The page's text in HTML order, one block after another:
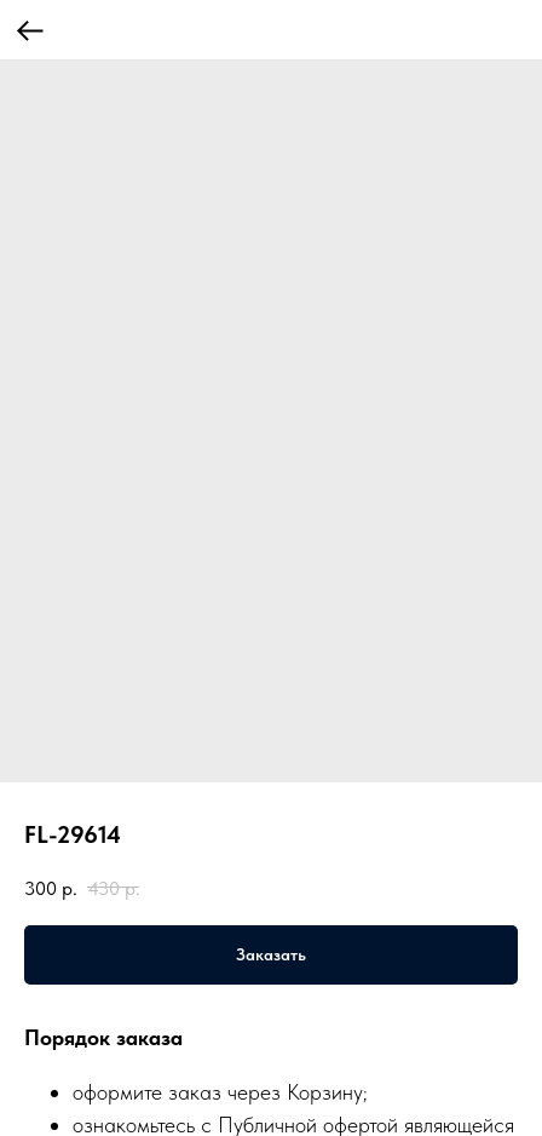
FL-29614
300 р. 430 р.
Заказать
Порядок заказа
оформите заказ через Корзину;
ознакомьтесь с Публичной офертой являющейся